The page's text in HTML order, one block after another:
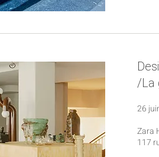
/La
26
Zara
​​117